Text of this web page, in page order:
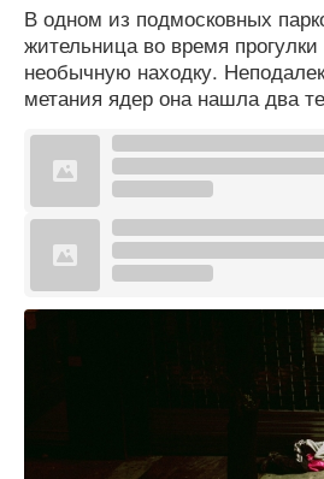
В одном из подмосковных
жительница во время прогулки
необычную находку.
метания ядер она нашла два